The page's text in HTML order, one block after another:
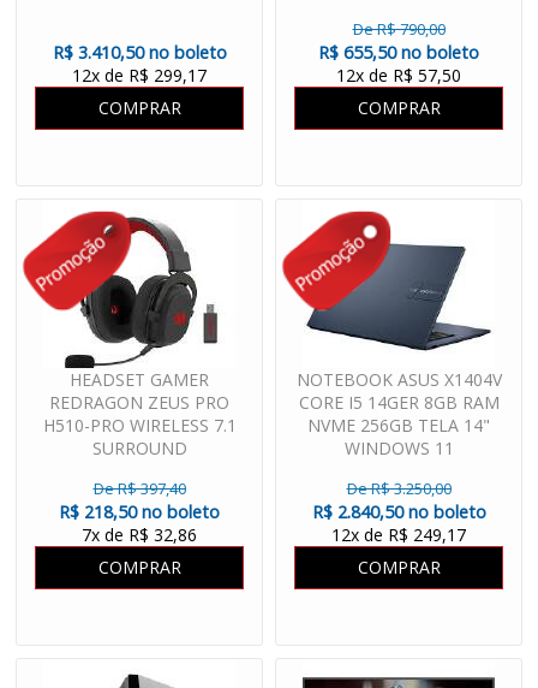
R$ 3.410,50 no boleto
12x de R$ 299,17
COMPRAR
De R$ 790,00
R$ 655,50 no boleto
12x de R$ 57,50
COMPRAR
HEADSET GAMER
REDRAGON ZEUS PRO
H510-PRO WIRELESS 7.1
SURROUND
De R$ 397,40
R$ 218,50 no boleto
7x de R$ 32,86
COMPRAR
NOTEBOOK ASUS X1404V
CORE I5 14GER 8GB RAM
NVME 256GB TELA 14"
WINDOWS 11
De R$ 3.250,00
R$ 2.840,50 no boleto
12x de R$ 249,17
COMPRAR